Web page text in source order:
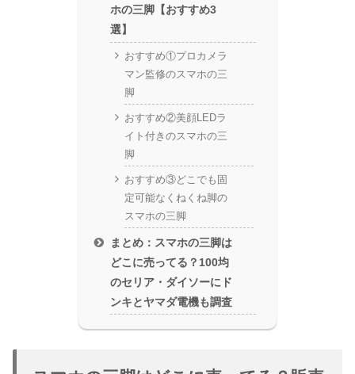
ホの三脚【おすすめ3
選】
おすすめ①プロカメラ
マン監修のスマホの三
脚
おすすめ②美顔LEDラ
イト付きのスマホの三
脚
おすすめ③どこでも固
定可能なくねくね脚の
スマホの三脚
まとめ：スマホの三脚は
どこに売ってる？100均
のセリア・ダイソーにド
ンキとヤマダ電機も調査